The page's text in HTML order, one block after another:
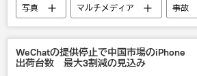
写真 マルチメディア 事故
WeChatの提供停止で中国市場のiPhone
出荷台数 最大3割減の見込み